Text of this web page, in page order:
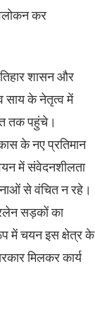
कर
शासन और
साय के नेतृत्व में
तक पहुंचे।
के नए प्रतिमान
में संवेदनशीलता
से वंचित न रहे।
सड़कों का
रूप में चयन इस क्षेत्र के
मिलकर कार्य